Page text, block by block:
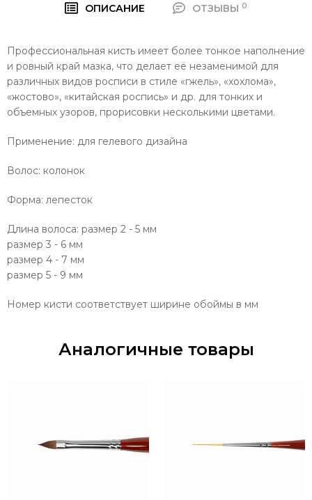
ОПИСАНИЕ ОТЗЫВЫ 0
Профессиональная кисть имеет более тонкое наполнение
и ровный край мазка, что делает её незаменимой для
различных видов росписи в стиле «гжель», «хохлома»,
«жостово», «китайская роспись» и др. для тонких и
объемных узоров, прорисовки несколькими цветами.
Применение: для гелевого дизайна
Волос: колонок
Форма: лепесток
Длина волоса: размер 2 - 5 мм
размер 3 - 6 мм
размер 4 - 7 мм
размер 5 - 9 мм
Номер кисти соответствует ширине обоймы в мм
Аналогичные товары